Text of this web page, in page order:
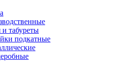
и табуреты
подкатные